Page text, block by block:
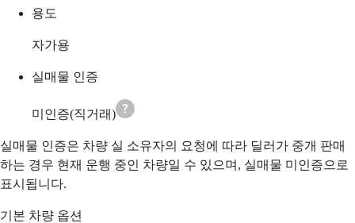
용도
자가용
실매물 인증
미인증(직거래)
실매물 인증은 차량 실 소유자의 요청에 따라 딜러가 중개 판매
하는 경우 현재 운행 중인 차량일 수 있으며, 실매물 미인증으로
표시됩니다.
기본 차량 옵션